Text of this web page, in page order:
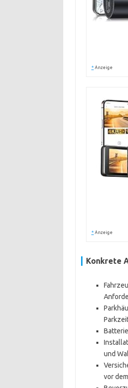
* Anzeige
* Anzeige
Konkrete
und
vor